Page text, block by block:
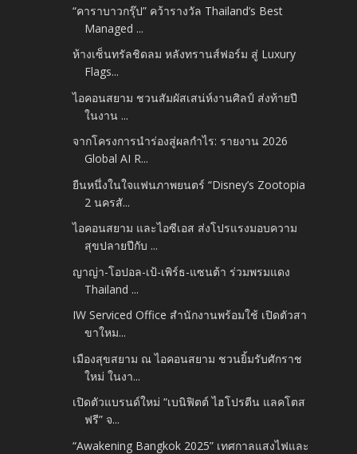
“คาราบาวกรุ๊ป” คว้ารางวัล Thailand’s Best
Managed ...
ห้างเซ็นทรัลชิดลม หลังทรานส์ฟอร์ม สู่ Luxury
Flags...
ไอคอนสยาม ชวนสัมผัสเสน่ห์งานศิลป์ ส่งท้ายปี
ในงาน ...
จากโครงการนำร่องสู่ผลกำไร: รายงาน 2026
Global AI R...
ยืนหนึ่งในใจแฟนภาพยนตร์ “Disney’s Zootopia
2 นครสั...
ไอคอนสยาม และไอซีเอส ส่งโปรแรงมอบความ
สุขปลายปีกับ ...
ญาญ่า-โอปอล-เป้-เพิร์ธ-แซนต้า ร่วมพรมแดง
Thailand ...
IW Serviced Office สำนักงานพร้อมใช้ เปิดตัวสา
ขาใหม...
เมืองสุขสยาม ณ ไอคอนสยาม ชวนยิ้มรับศักราช
ใหม่ ในงา...
เปิดตัวแบรนด์ใหม่ “เบนิฟิตต์ ไฮโปรตีน แลคโตส
ฟรี” จ...
“Awakening Bangkok 2025” เทศกาลแสงไฟและ